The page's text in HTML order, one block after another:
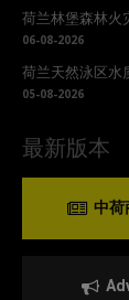
荷兰林堡森林火
06-08-2026
荷兰天然泳区水
05-08-2026
最新版本
中荷